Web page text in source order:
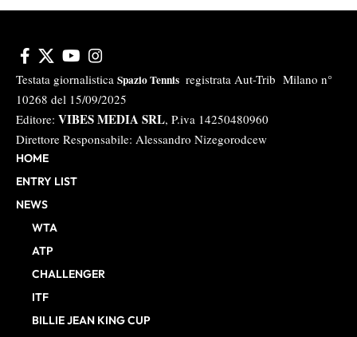
Testata giornalistica Spazio Tennis registrata Aut-Trib Milano n°
10268 del 15/09/2025
Editore: VIBES MEDIA SRL, P.iva 14250480960
Direttore Responsabile: Alessandro Nizegorodcew
HOME
ENTRY LIST
NEWS
WTA
ATP
CHALLENGER
ITF
BILLIE JEAN KING CUP